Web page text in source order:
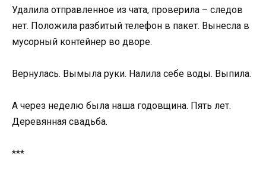
Удалила отправленное из чата, проверила – следов
нет. Положила разбитый телефон в пакет. Вынесла в
мусорный контейнер во дворе.
Вернулась. Вымыла руки. Налила себе воды. Выпила.
А через неделю была наша годовщина. Пять лет.
Деревянная свадьба.
***